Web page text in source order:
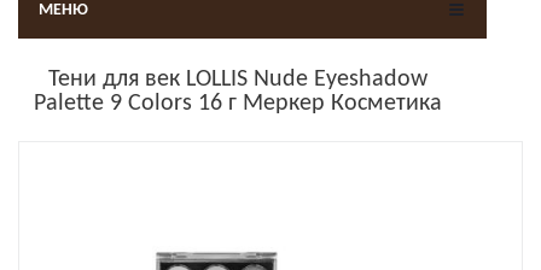
МЕНЮ
Тени для век LOLLIS Nude Eyeshadow
Palette 9 Colors 16 г Меркер Косметика